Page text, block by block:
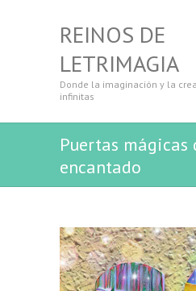
REINOS DE
LETRIMAGIA
Donde la imaginación y la
infinitas
Puertas mágicas
encantado